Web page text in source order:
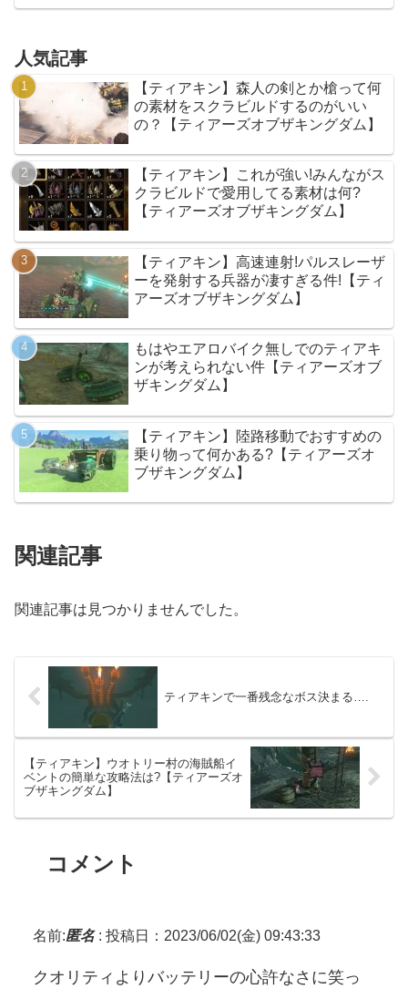
人気記事
【ティアキン】森人の剣とか槍って何
の素材をスクラビルドするのがいい
の？【ティアーズオブザキングダム】
【ティアキン】これが強い!みんながス
クラビルドで愛用してる素材は何?
【ティアーズオブザキングダム】
【ティアキン】高速連射!パルスレーザ
ーを発射する兵器が凄すぎる件!【ティ
アーズオブザキングダム】
もはやエアロバイク無しでのティアキ
ンが考えられない件【ティアーズオブ
ザキングダム】
【ティアキン】陸路移動でおすすめの
乗り物って何かある?【ティアーズオ
ブザキングダム】
関連記事
関連記事は見つかりませんでした。
ティアキンで一番残念なボス決まる….
【ティアキン】ウオトリー村の海賊船イ
ベントの簡単な攻略法は?【ティアーズオ
ブザキングダム】
コメント
名前:匿名: 投稿日：2023/06/02(金) 09:43:33
クオリティよりバッテリーの心許なさに笑っ